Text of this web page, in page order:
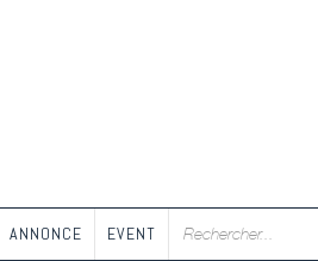
ANNONCE EVENT